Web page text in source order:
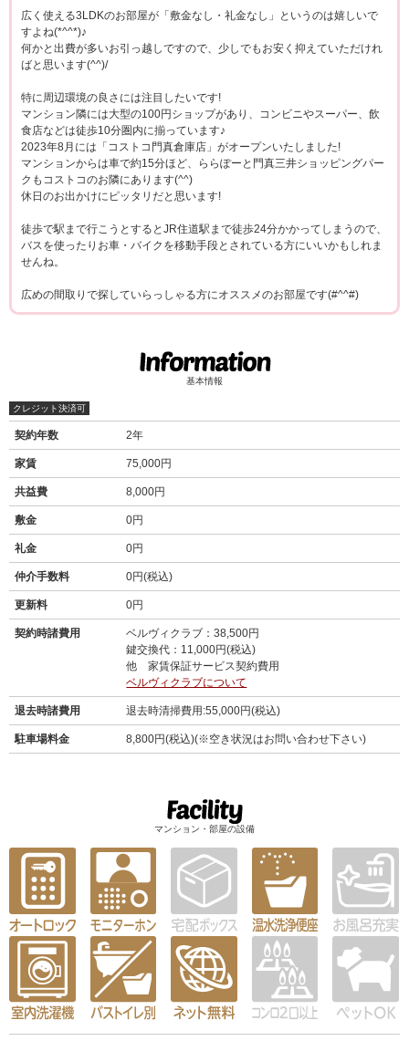
広く使える3LDKのお部屋が「敷金なし・礼金なし」というのは嬉しいで
すよね(*^^*)♪
何かと出費が多いお引っ越しですので、少しでもお安く抑えていただけれ
ばと思います(^^)/
特に周辺環境の良さには注目したいです!
マンション隣には大型の100円ショップがあり、コンビニやスーパー、飲
食店などは徒歩10分圏内に揃っています♪
2023年8月には「コストコ門真倉庫店」がオープンいたしました!
マンションからは車で約15分ほど、ららぽーと門真三井ショッピングパー
クもコストコのお隣にあります(^^)
休日のお出かけにピッタリだと思います!
徒歩で駅まで行こうとするとJR住道駅まで徒歩24分かかってしまうので、
バスを使ったりお車・バイクを移動手段とされている方にいいかもしれま
せんね。
広めの間取りで探していらっしゃる方にオススメのお部屋です(#^^#)
基本情報
クレジット決済可
契約年数 2年
家賃 75,000円
共益費 8,000円
敷金 0円
礼金 0円
仲介手数料 0円(税込)
更新料 0円
契約時諸費用
ベルヴィクラブ：38,500円
鍵交換代：11,000円(税込)
他 家賃保証サービス契約費用
ベルヴィクラブについて
退去時諸費用 退去時清掃費用:55,000円(税込)
駐車場料金 8,800円(税込)(※空き状況はお問い合わせ下さい)
マンション・部屋の設備